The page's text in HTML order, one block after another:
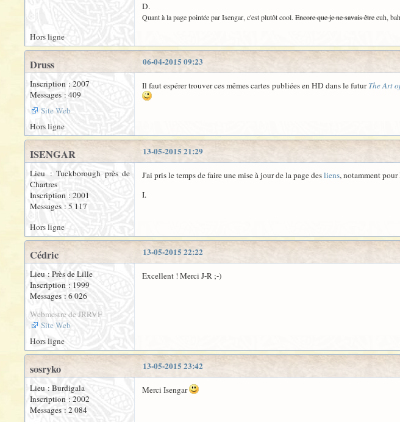
D.
Quant à la page pointée par Isengar, c'est plutôt cool. Encore que je ne savais êtreeuh,
Hors ligne
06-04-2015 09:23
Druss
Inscription : 2007
Messages : 409
Site Web
Il faut espérer trouver ces mêmes cartes publiées en HD dans le futurThe Art
Hors ligne
13-05-2015 21:29
ISENGAR
Lieu : Tuckborough près de
Chartres
Inscription : 2001
Messages : 5 117
J'ai pris le temps de faire une mise à jour de la page desliens, notamment
I.
Hors ligne
13-05-2015 22:22
Cédric
Lieu : Près de Lille
Inscription : 1999
Messages : 6 026
Webmestre de JRRVF
Site Web
Excellent ! Merci J-R ;-)
Hors ligne
13-05-2015 23:42
sosryko
Lieu : Burdigala
Inscription : 2002
Messages : 2 084
Merci Isengar